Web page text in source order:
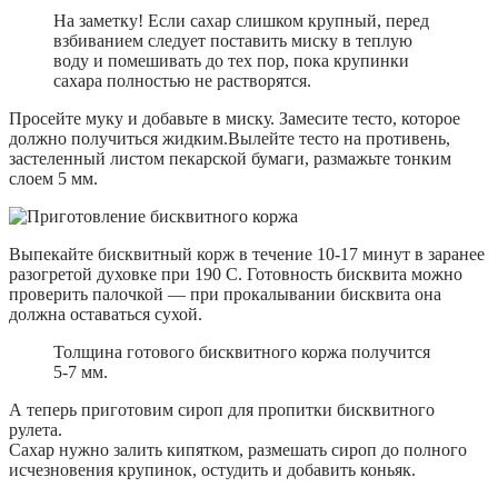
На заметку! Если сахар слишком крупный, перед
взбиванием следует поставить миску в теплую
воду и помешивать до тех пор, пока крупинки
сахара полностью не растворятся.
Просейте муку и добавьте в миску. Замесите тесто, которое
должно получиться жидким.Вылейте тесто на противень,
застеленный листом пекарской бумаги, размажьте тонким
слоем 5 мм.
Выпекайте бисквитный корж в течение 10-17 минут в заранее
разогретой духовке при 190 С. Готовность бисквита можно
проверить палочкой — при прокалывании бисквита она
должна оставаться сухой.
Толщина готового бисквитного коржа получится
5-7 мм.
А теперь приготовим сироп для пропитки бисквитного
рулета.
Сахар нужно залить кипятком, размешать сироп до полного
исчезновения крупинок, остудить и добавить коньяк.